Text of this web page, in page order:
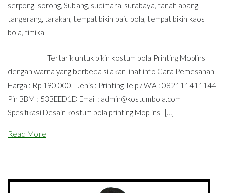
serpong, sorong, Subang, sudimara, surabaya, tanah abang,
tangerang, tarakan, tempat bikin baju bola, tempat bikin kaos
bola, timika
Tertarik untuk bikin kostum bola Printing Moplins
dengan warna yang berbeda silakan lihat info Cara Pemesanan
Harga : Rp 190.000,- Jenis : Printing Telp / WA : 082111411144
Pin BBM : 53BEED1D Email : admin@kostumbola.com
Spesifikasi Desain kostum bola printing Moplins […]
Read More